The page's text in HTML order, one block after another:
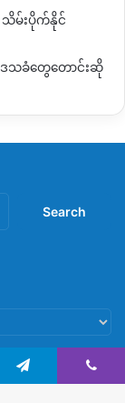
ဖုန်ကန်ရာဇီ
ော်ရှိခဲ့ပြီ
ြာချိန် ၇ ရက်
မ်းပိုက်နိုင်
ေသခံတွေတောင်းဆို
Viber